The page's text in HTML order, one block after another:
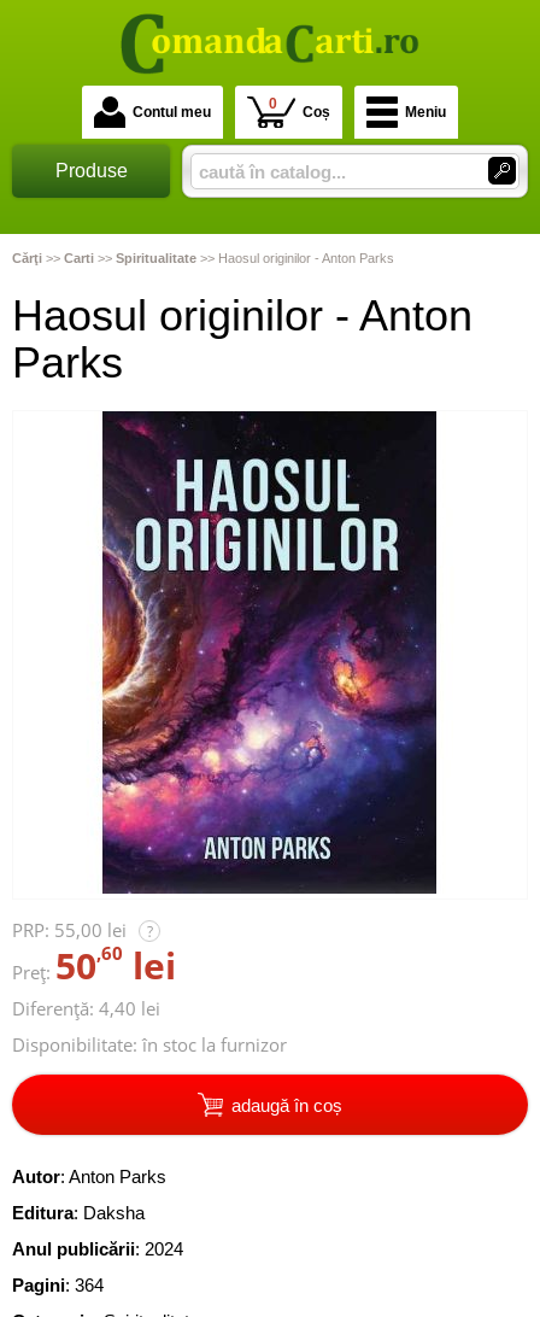
Contul meu 0 Coș Meniu
Produse
Cărţi >> Carti >> Spiritualitate >> Haosul originilor - Anton Parks
Haosul originilor - Anton
Parks
PRP: 55,00 lei ?
Preț: 50,60 lei
Diferență: 4,40 lei
Disponibilitate: în stoc la furnizor
adaugă în coș
Autor: Anton Parks
Editura: Daksha
Anul publicării: 2024
Pagini: 364